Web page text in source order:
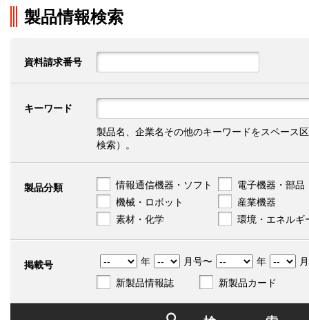
製品情報検索
資料請求番号
キーワード
製品名、企業名その他のキーワードをスペース
検索）。
製品分類 情報通信機器・ソフト
電子機器・部品
機械・ロボット
産業機器
素材・化学
環境・エネルギ
掲載号 年 月号〜 年
新製品情報誌
新製品カード